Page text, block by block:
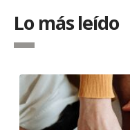
Lo más leído